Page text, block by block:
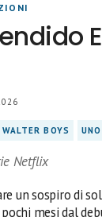
BOYS
Netflix
un sospiro di
mesi dal